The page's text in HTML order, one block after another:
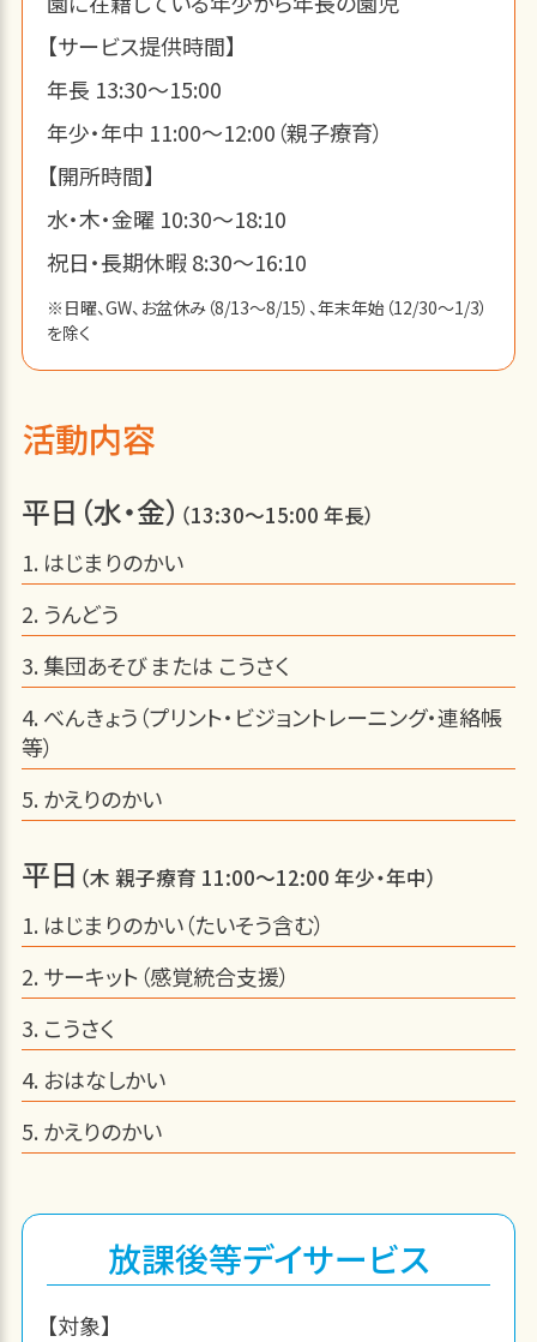
【サービス提供時間】
年長 13:30～15:00
年少・年中 11:00～12:00（親子療育）
【開所時間】
水・木・金曜 10:30～18:10
祝日・長期休暇 8:30～16:10
※日曜、GW、お盆休み（8/13～8/15）、年末年始（12/30～1/3）
を除く
活動内容
平日（水・金） （13:30～15:00 年長）
はじまりのかい
うんどう
集団あそび または こうさく
べんきょう（プリント・ビジョントレーニング・連絡帳
等）
かえりのかい
平日 （木 親子療育 11:00～12:00 年少・年中）
はじまりのかい（たいそう含む）
サーキット（感覚統合支援）
こうさく
おはなしかい
かえりのかい
放課後等デイサービス
【対象】